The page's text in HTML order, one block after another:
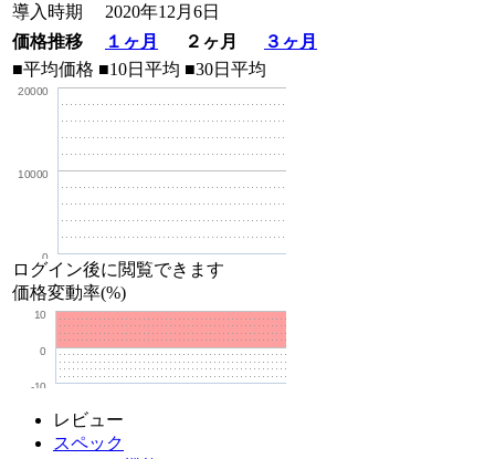
導入時期
2020年12月6日
価格推移
１ヶ月 ２ヶ月
３ヶ月
■平均価格 ■10日平均 ■30日平均
0
10000
20000
ログイン後に閲覧できます
価格変動率(%)
-10
0
10
レビュー
スペック